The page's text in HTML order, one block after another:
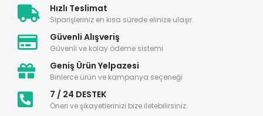
Hızlı Teslimat
Siparişleriniz en kısa sürede elinize ulaşır.
Güvenli Alışveriş
Güvenli ve kolay ödeme sistemi
Geniş Ürün Yelpazesi
Binlerce ürün ve kampanya seçeneği
7 / 24 DESTEK
Öneri ve şikayetlerinizi bize iletebilirsiniz.